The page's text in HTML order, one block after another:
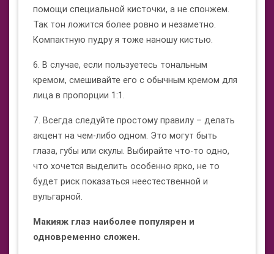
помощи специальной кисточки, а не спонжем.
Так тон ложится более ровно и незаметно.
Компактную пудру я тоже наношу кистью.
6. В случае, если пользуетесь тональным
кремом, смешивайте его с обычным кремом для
лица в пропорции 1:1.
7. Всегда следуйте простому правилу – делать
акцент на чем-либо одном. Это могут быть
глаза, губы или скулы. Выбирайте что-то одно,
что хочется выделить особенно ярко, не то
будет риск показаться неестественной и
вульгарной.
Макияж глаз наиболее популярен и
одновременно сложен.